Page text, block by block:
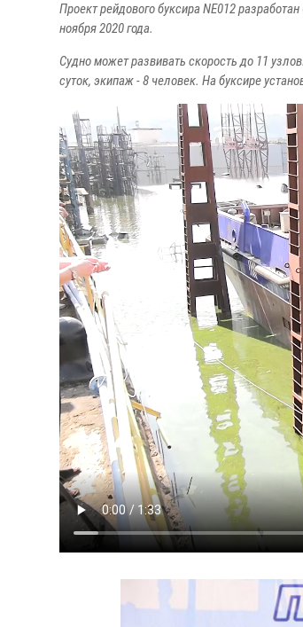
Проект рейдового буксира NE012
ноября 2020 года.
Судно может развивать скорость до 11
суток, экипаж - 8 человек. На буксире